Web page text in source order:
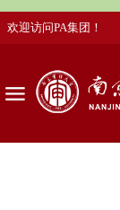
欢迎访问PA集团！